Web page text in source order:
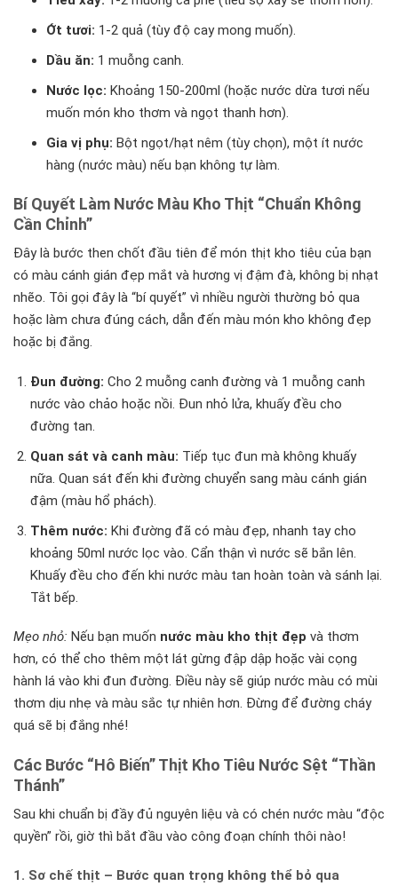
Ớt tươi: 1-2 quả (tùy độ cay mong muốn).
Dầu ăn: 1 muỗng canh.
Nước lọc: Khoảng 150-200ml (hoặc nước dừa tươi nếu
muốn món kho thơm và ngọt thanh hơn).
Gia vị phụ: Bột ngọt/hạt nêm (tùy chọn), một ít nước
hàng (nước màu) nếu bạn không tự làm.
Bí Quyết Làm Nước Màu Kho Thịt “Chuẩn Không
Cần Chỉnh”
Đây là bước then chốt đầu tiên để món thịt kho tiêu của bạn
có màu cánh gián đẹp mắt và hương vị đậm đà, không bị nhạt
nhẽo. Tôi gọi đây là “bí quyết” vì nhiều người thường bỏ qua
hoặc làm chưa đúng cách, dẫn đến màu món kho không đẹp
hoặc bị đắng.
Đun đường: Cho 2 muỗng canh đường và 1 muỗng canh
nước vào chảo hoặc nồi. Đun nhỏ lửa, khuấy đều cho
đường tan.
Quan sát và canh màu: Tiếp tục đun mà không khuấy
nữa. Quan sát đến khi đường chuyển sang màu cánh gián
đậm (màu hổ phách).
Thêm nước: Khi đường đã có màu đẹp, nhanh tay cho
khoảng 50ml nước lọc vào. Cẩn thận vì nước sẽ bắn lên.
Khuấy đều cho đến khi nước màu tan hoàn toàn và sánh lại.
Tắt bếp.
Mẹo nhỏ: Nếu bạn muốn nước màu kho thịt đẹp và thơm
hơn, có thể cho thêm một lát gừng đập dập hoặc vài cọng
hành lá vào khi đun đường. Điều này sẽ giúp nước màu có mùi
thơm dịu nhẹ và màu sắc tự nhiên hơn. Đừng để đường cháy
quá sẽ bị đắng nhé!
Các Bước “Hô Biến” Thịt Kho Tiêu Nước Sệt “Thần
Thánh”
Sau khi chuẩn bị đầy đủ nguyên liệu và có chén nước màu “độc
quyền” rồi, giờ thì bắt đầu vào công đoạn chính thôi nào!
1. Sơ chế thịt – Bước quan trọng không thể bỏ qua